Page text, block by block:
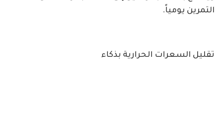
التمرين يومياً.
تقليل السعرات الحرارية بذكاء